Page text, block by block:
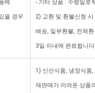
에
을 경우
- 기타 상품 : 수령일로
2) 교환 및 환불신청
배송, 일부환불, 전체
3일 이내에 완료됩니
1) 신선식품, 냉장식품
재판매가 어려운 상품